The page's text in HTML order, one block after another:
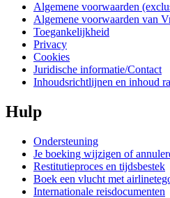
Algemene voorwaarden
Algemene voorwaarden van
Toegankelijkheid
Privacy
Cookies
Juridische informatie/Contact
Inhoudsrichtlijnen en inhoud
Hulp
Ondersteuning
Je boeking wijzigen of
Restitutieproces en tijdsbestek
Boek een vlucht met
Internationale reisdocumenten